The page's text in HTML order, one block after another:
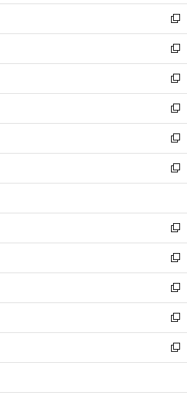
開
く
ウ
で
開
く
ン
ド
ウ
で
開
く
ウ
ィ
ン
ド
ウ
で
開
く
し
い
ウ
ィ
ン
ド
ウ
で
開
く
新
し
い
ウ
ィ
ン
ド
ウ
で
開
く
新
し
い
ウ
ィ
ン
ド
ウ
で
開
新
し
い
ウ
ィ
ン
ド
ウ
開
く
新
し
い
ウ
ィ
ン
ウ
で
開
く
新
し
い
ウ
ン
ド
ウ
で
開
く
新
し
ウ
ィ
ン
ド
ウ
で
開
く
新
し
い
ウ
ィ
ン
ド
ウ
で
開
新
し
い
ウ
ィ
ン
ド
ウ
開
新
し
い
ウ
ィ
ン
ウ
新
し
い
ウ
ン
新
し
ウ